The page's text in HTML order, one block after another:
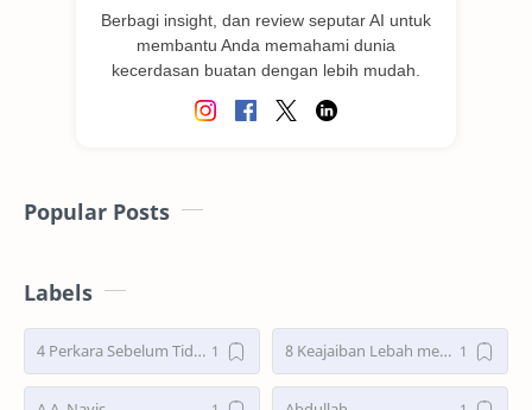
Berbagi insight, dan review seputar AI untuk
membantu Anda memahami dunia
kecerdasan buatan dengan lebih mudah.
Popular Posts
Labels
4 Perkara Sebelum Tidur 8 Keajaiban Lebah menurut Al-Qur’an part 2